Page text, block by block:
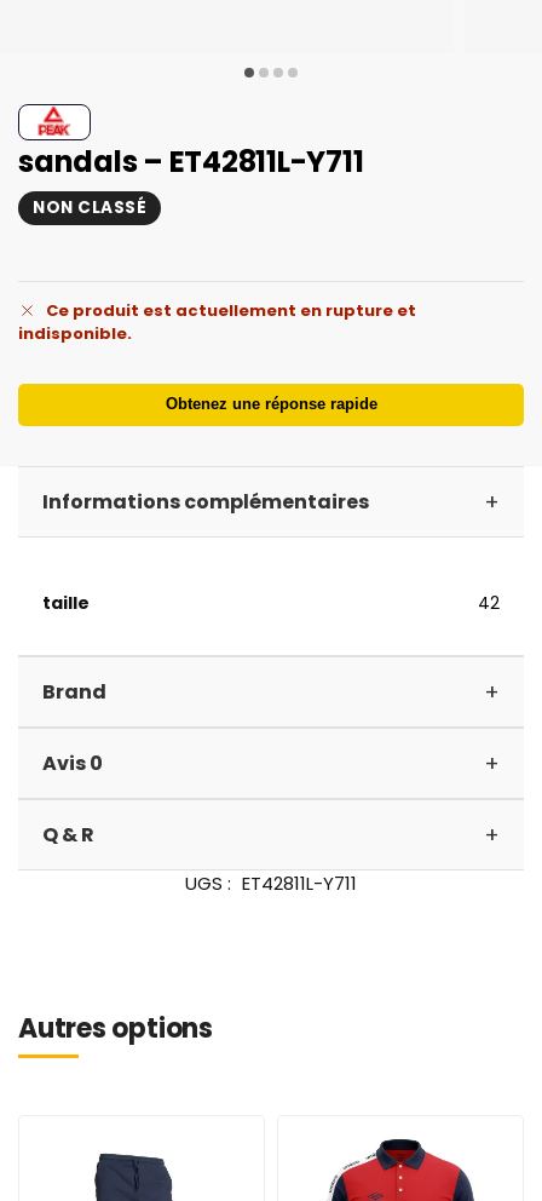
sandals – ET42811L-Y711
NON CLASSÉ
Ce produit est actuellement en rupture et
indisponible.
Obtenez une réponse rapide
Informations complémentaires +
taille 42
Brand +
Avis 0 +
Q & R +
UGS : ET42811L-Y711
Autres options